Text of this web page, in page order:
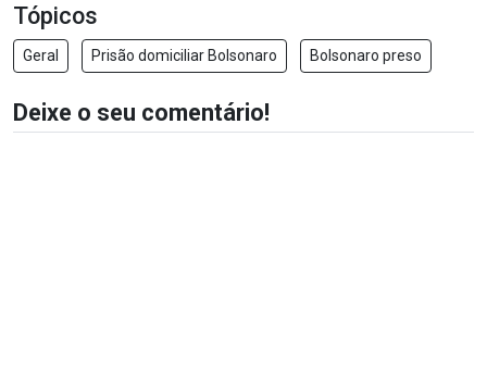
Tópicos
Geral Prisão domiciliar Bolsonaro Bolsonaro preso
Deixe o seu comentário!